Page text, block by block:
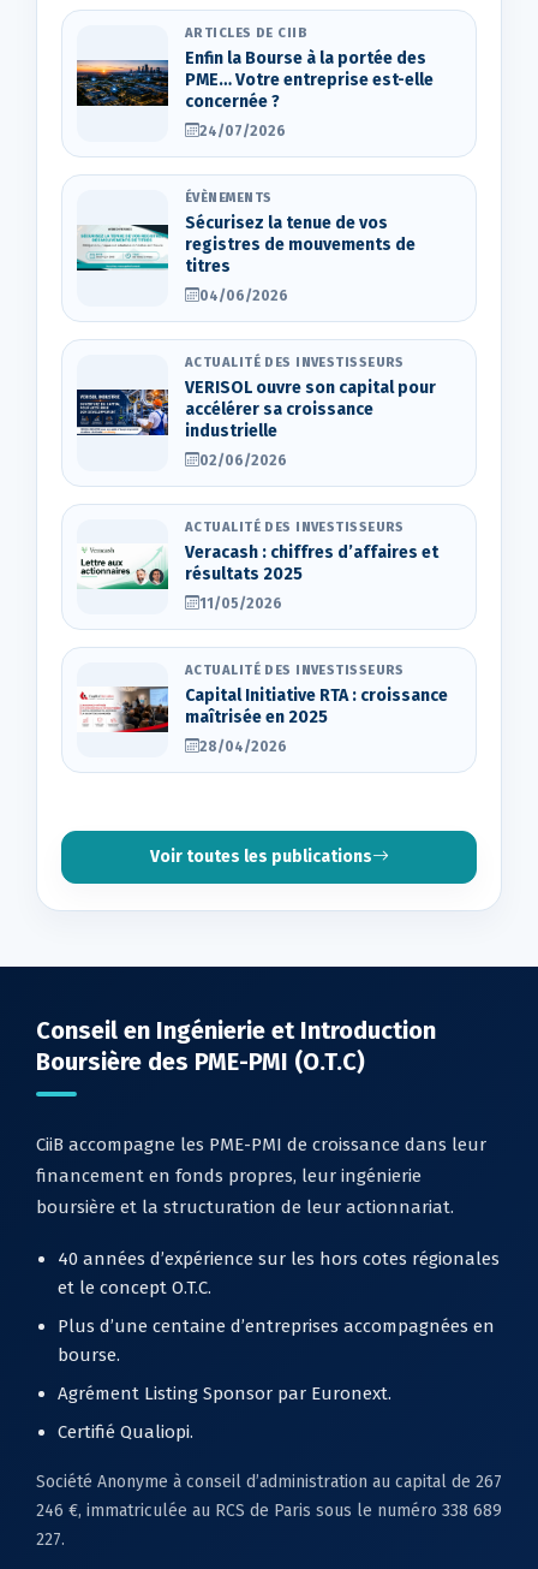
ARTICLES DE CIIB
Enfin la Bourse à la portée des
PME… Votre entreprise est-elle
concernée ?
24/07/2026
ÉVÈNEMENTS
Sécurisez la tenue de vos
registres de mouvements de
titres
04/06/2026
ACTUALITÉ DES INVESTISSEURS
VERISOL ouvre son capital pour
accélérer sa croissance
industrielle
02/06/2026
ACTUALITÉ DES INVESTISSEURS
Veracash : chiffres d’affaires et
résultats 2025
11/05/2026
ACTUALITÉ DES INVESTISSEURS
Capital Initiative RTA : croissance
maîtrisée en 2025
28/04/2026
Voir toutes les publications
Conseil en Ingénierie et Introduction
Boursière des PME-PMI (O.T.C)
CiiB accompagne les PME-PMI de croissance dans leur
financement en fonds propres, leur ingénierie
boursière et la structuration de leur actionnariat.
40 années d’expérience sur les hors cotes régionales
et le concept O.T.C.
Plus d’une centaine d’entreprises accompagnées en
bourse.
Agrément Listing Sponsor par Euronext.
Certifié Qualiopi.
Société Anonyme à conseil d’administration au capital de 267
246 €, immatriculée au RCS de Paris sous le numéro 338 689
227.